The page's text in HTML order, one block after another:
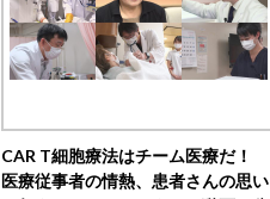
CAR T細胞療法はチーム医療だ！
医療従事者の情熱、患者さんの思い